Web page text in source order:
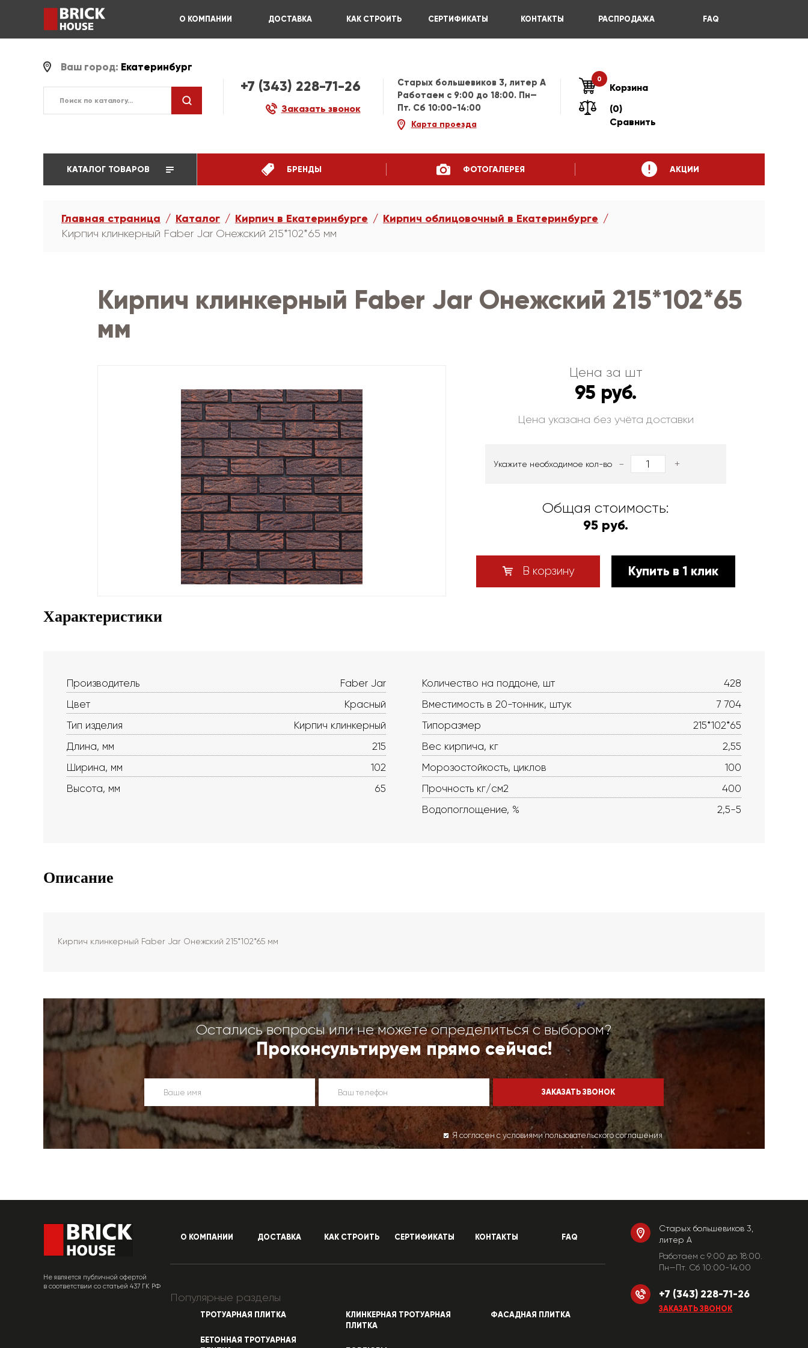
О КОМПАНИИ ДОСТАВКА КАК СТРОИТЬ СЕРТИФИКАТЫ КОНТАКТЫ РАСПРОДАЖА FAQ
Ваш город: Екатеринбург
+7 (343) 228-71-26
Заказать звонок
Старых большевиков 3, литер А
Работаем c 9:00 до 18:00. Пн—
Пт. Сб 10:00-14:00
Карта проезда
0
Корзина
(0)
Сравнить
КАТАЛОГ ТОВАРОВ БРЕНДЫ ФОТОГАЛЕРЕЯ АКЦИИ
Главная страница Каталог Кирпич в Екатеринбурге Кирпич облицовочный в Екатеринбурге
Кирпич клинкерный Faber Jar Онежский 215*102*65 мм
Кирпич клинкерный Faber Jar Онежский 215*102*65
мм
Цена за шт
95 руб.
Цена указана без учёта доставки
Укажите необходимое кол-во - +
Общая стоимость:
95 руб.
В корзину Купить в 1 клик
Характеристики
Производитель
Faber Jar
Цвет
Красный
Тип изделия
Кирпич клинкерный
Длина, мм
215
Ширина, мм
102
Высота, мм
65
Количество на поддоне, шт
428
Вместимость в 20-тонник, штук
7 704
Типоразмер
215*102*65
Вес кирпича, кг
2,55
Морозостойкость, циклов
100
Прочность кг/см2
400
Водопоглощение, %
2,5-5
Описание
Кирпич клинкерный Faber Jar Онежский 215*102*65 мм
Остались вопросы или не можете определиться с выбором?
Проконсультируем прямо сейчас!
Я согласен с условиями пользовательского соглашения
Не является публичной офертой
в соответствии со статьей 437 ГК РФ
О КОМПАНИИ ДОСТАВКА КАК СТРОИТЬ СЕРТИФИКАТЫ КОНТАКТЫ FAQ
Популярные разделы
ТРОТУАРНАЯ ПЛИТКА
БЕТОННАЯ ТРОТУАРНАЯ
КЛИНКЕРНАЯ ТРОТУАРНАЯ
ПЛИТКА
ФАСАДНАЯ ПЛИТКА
Старых большевиков 3,
литер А
Работаем c 9:00 до 18:00.
Пн—Пт. Сб 10:00-14:00
+7 (343) 228-71-26
ЗАКАЗАТЬ ЗВОНОК